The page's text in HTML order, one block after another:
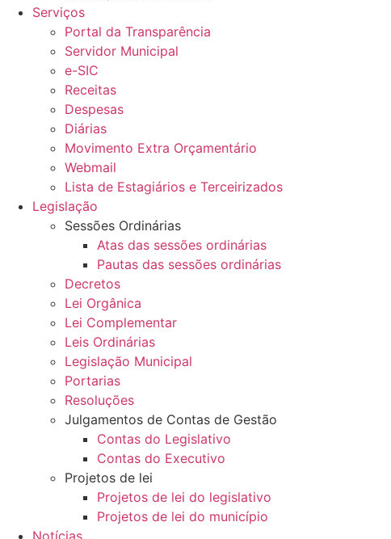
Serviços
Portal da Transparência
Servidor Municipal
e-SIC
Receitas
Despesas
Diárias
Movimento Extra Orçamentário
Webmail
Lista de Estagiários e Terceirizados
Legislação
Sessões Ordinárias
Atas das sessões ordinárias
Pautas das sessões ordinárias
Decretos
Lei Orgânica
Lei Complementar
Leis Ordinárias
Legislação Municipal
Portarias
Resoluções
Julgamentos de Contas de Gestão
Contas do Legislativo
Contas do Executivo
Projetos de lei
Projetos de lei do legislativo
Projetos de lei do município
Notícias